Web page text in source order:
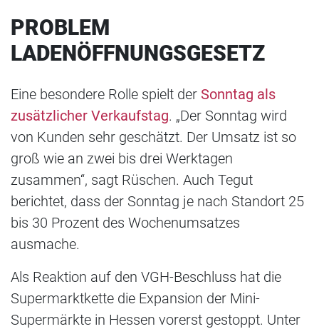
PROBLEM
LADENÖFFNUNGSGESETZ
Eine besondere Rolle spielt der Sonntag als
zusätzlicher Verkaufstag. „Der Sonntag wird
von Kunden sehr geschätzt. Der Umsatz ist so
groß wie an zwei bis drei Werktagen
zusammen“, sagt Rüschen. Auch Tegut
berichtet, dass der Sonntag je nach Standort 25
bis 30 Prozent des Wochenumsatzes
ausmache.
Als Reaktion auf den VGH-Beschluss hat die
Supermarktkette die Expansion der Mini-
Supermärkte in Hessen vorerst gestoppt. Unter